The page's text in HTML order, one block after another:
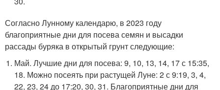
Согласно Лунному календарю, в 2023 году
благоприятные дни для посева семян и высадки
рассады буряка в открытый грунт следующие:
Май. Лучшие дни для посева: 9, 10, 13, 14, 17 с 15:35,
18. Можно посеять при растущей Луне: 2 с 9:19, 3, 4,
22, 23, 24 до 17:20, 30, 31. Благоприятные дни для